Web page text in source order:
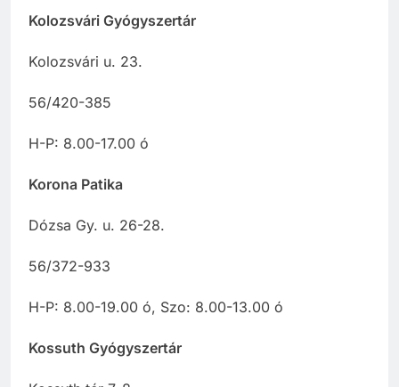
Kolozsvári Gyógyszertár
Kolozsvári u. 23.
56/420-385
H-P: 8.00-17.00 ó
Korona Patika
Dózsa Gy. u. 26-28.
56/372-933
H-P: 8.00-19.00 ó, Szo: 8.00-13.00 ó
Kossuth Gyógyszertár